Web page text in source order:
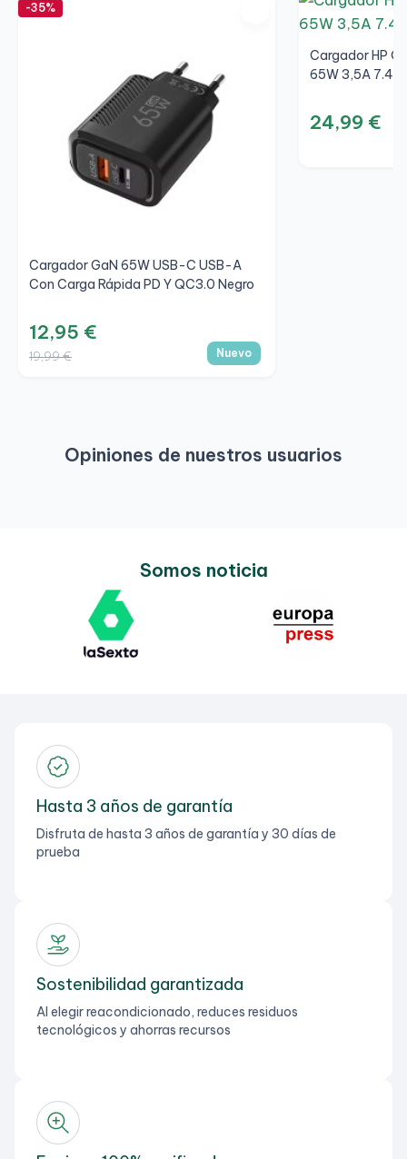
-35%
Cargador GaN 65W USB-C USB-A
Con Carga Rápida PD Y QC3.0 Negro
12,95 €
19,99 € Nuevo
Cargador HP
65W 3,5A
24,99 €
Opiniones de nuestros usuarios
Somos noticia
Hasta 3 años de garantía
Disfruta de hasta 3 años de garantía y 30 días de
prueba
Sostenibilidad garantizada
Al elegir reacondicionado, reduces residuos
tecnológicos y ahorras recursos